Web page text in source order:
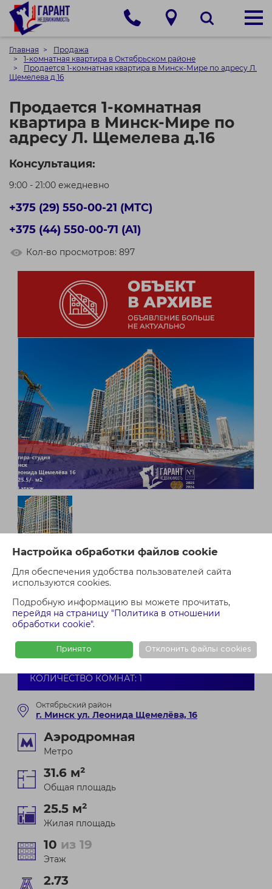
Настройка обработки файлов cookie
Для обеспечения удобства пользователей сайта
используются cookies.
Подробную информацию вы можете прочитать,
перейдя на страницу "Политика в отношении
обработки cookie".
Принято Отклонить файлы cookies
Главная
Продажа
1-комнатная квартира в Октябрьском районе
Продается 1-комнатная квартира в Минск-Мире по адресу Л.
Щемелева д.16
Продается 1-комнатная
квартира в Минск-Мире по
адресу Л. Щемелева д.16
Консультация:
9:00 - 21:00 ежедневно
+375 (29) 550-00-21 (МТС)
+375 (44) 550-00-71 (A1)
Кол-во просмотров: 897
Консультация по кредиту
Проверить недвижимость
Оформить сделку
КОЛИЧЕСТВО КОМНАТ: 1
Октябрьский район
г. Минск ул. Леонида Щемелёва, 16
Аэродромная
Метро
31.6 м²
Общая площадь
25.5 м²
Жилая площадь
10 из 19
Этаж
2.73